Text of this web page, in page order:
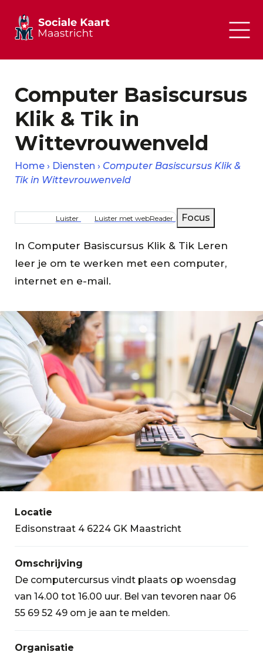
Computer Basiscursus
Klik & Tik in
Wittevrouwenveld
Home Diensten
Computer Basiscursus Klik &
Tik in Wittevrouwenveld
Luister Luister met webReader Focus
In Computer Basiscursus Klik & Tik Leren
leer je om te werken met een computer,
internet en e-mail.
Locatie
Edisonstraat 4 6224 GK Maastricht
Omschrijving
De computercursus vindt plaats op woensdag
van 14.00 tot 16.00 uur. Bel van tevoren naar 06
55 69 52 49 om je aan te melden.
Organisatie